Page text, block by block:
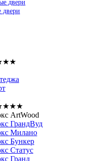
двери
ArtWood
ГрандВуд
Милано
Бункер
Статус
Гранд